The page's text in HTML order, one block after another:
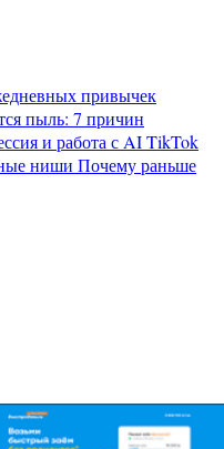
привычек
пыль: 7 причин
и работа с AITikTok
ниши Почему раньше